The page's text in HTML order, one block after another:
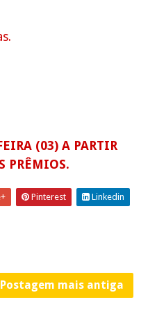
(03) A PARTIR
PRÊMIOS.
Pinterest Linkedin
Postagem mais antiga